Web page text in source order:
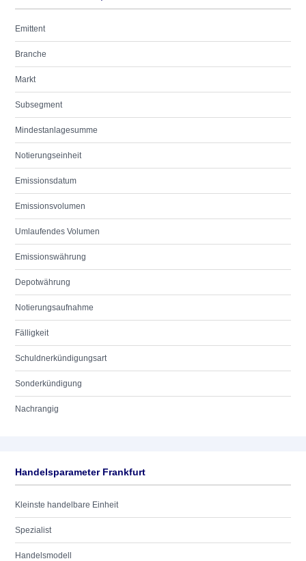
Emittent
Branche
Markt
Subsegment
Mindestanlagesumme
Notierungseinheit
Emissionsdatum
Emissionsvolumen
Umlaufendes Volumen
Emissionswährung
Depotwährung
Notierungsaufnahme
Fälligkeit
Schuldnerkündigungsart
Sonderkündigung
Nachrangig
Handelsparameter Frankfurt
Kleinste handelbare Einheit
Spezialist
Handelsmodell